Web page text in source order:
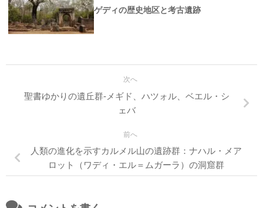
ゲディの歴史地区と考古遺跡
次へ
聖書ゆかりの遺丘群-メギド、ハツォル、ベエル・シ
ェバ
前へ
人類の進化を示すカルメル山の遺跡群：ナハル・メア
ロット（ワディ・エル＝ムガーラ）の洞窟群